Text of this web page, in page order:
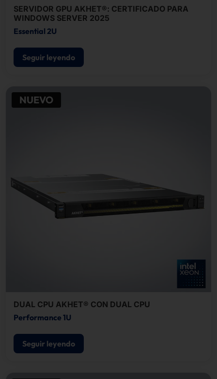
SERVIDOR GPU AKHET®: CERTIFICADO PARA
WINDOWS SERVER 2025
Essential 2U
Seguir leyendo
NUEVO
DUAL CPU AKHET® CON DUAL CPU
Performance 1U
Seguir leyendo